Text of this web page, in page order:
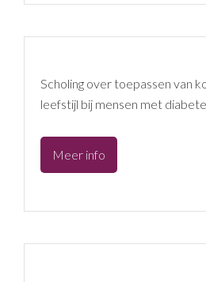
Eten
Scholing over toepassen van
leefstijl bij mensen met
Meer info
Verkoelen